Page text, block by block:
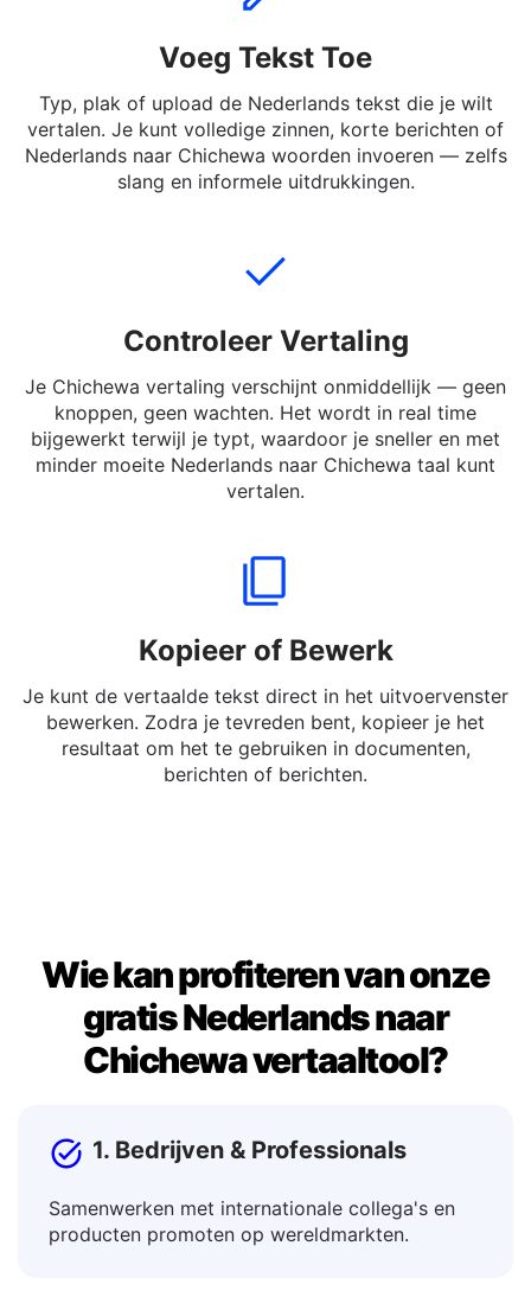
Voeg Tekst Toe
Typ, plak of upload de Nederlands tekst die je wilt
vertalen. Je kunt volledige zinnen, korte berichten of
Controleer Vertaling
Je Chichewa vertaling verschijnt onmiddellijk — geen
knoppen, geen wachten. Het wordt in real time
bijgewerkt terwijl je typt, waardoor je sneller en met
vertalen.
Kopieer of Bewerk
Je kunt de vertaalde tekst direct in het uitvoervenster
bewerken. Zodra je tevreden bent, kopieer je het
Wie kan profiteren van onze
gratis Nederlands naar
1. Bedrijven & Professionals